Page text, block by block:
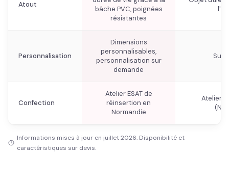
Atout
bâche PVC, poignées
résistantes
Personnalisation
Dimensions
personnalisables,
personnalisation sur
demande
Sur
Confection
Atelier ESAT de
réinsertion en
Normandie
Atelier
Informations mises à jour en juillet 2026. Disponibilité et
caractéristiques sur devis.